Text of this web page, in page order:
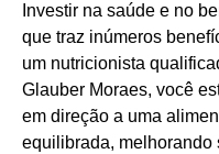
Investir na saúde e no
que traz inúmeros
um nutricionista
Glauber Moraes, você
em direção a uma
equilibrada,